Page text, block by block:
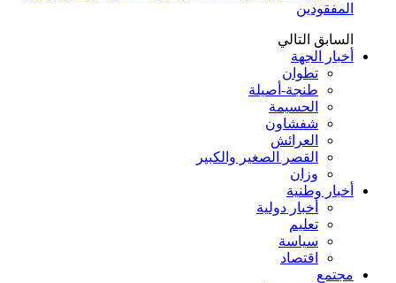
المفقودين
السابق التالي
أخبار الجهة
تطوان
طنجة-أصيلة
الحسيمة
شفشاون
العرائش
القصر الصغير والكبير
وزان
أخبار وطنية
أخبار دولية
تعليم
سياسة
اقتصاد
مجتمع